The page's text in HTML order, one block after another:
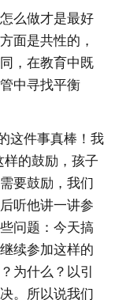
么做才是最好
面是共性的，
，在教育中既
中寻找平衡
这件事真棒！我
的鼓励，孩子
要鼓励，我们
听他讲一讲参
问题：今天搞
续参加这样的
为什么？以引
。所以说我们